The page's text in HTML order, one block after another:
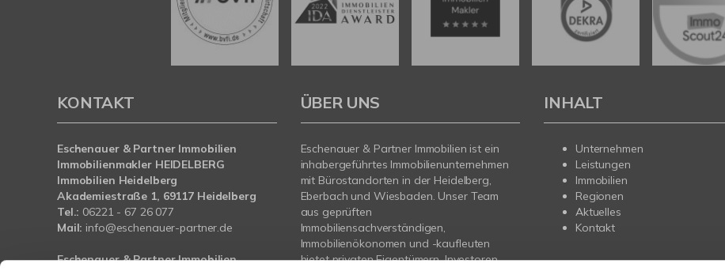
KONTAKT
Eschenauer & Partner Immobilien
Immobilienmakler HEIDELBERG
Immobilien Heidelberg
Akademiestraße 1, 69117 Heidelberg
Tel.: 06221 - 67 26 077
Mail: info@eschenauer-partner.de
Eschenauer & Partner Immobilien
ÜBER UNS
Eschenauer & Partner Immobilien ist ein
inhabergeführtes Immobilienunternehmen
mit Bürostandorten in der Heidelberg,
Eberbach und Wiesbaden. Unser Team
aus geprüften
Immobiliensachverständigen,
Immobilienökonomen und -kaufleuten
bietet privaten Eigentümern, Investoren
INHALT
Unternehmen
Leistungen
Immobilien
Regionen
Aktuelles
Kontakt